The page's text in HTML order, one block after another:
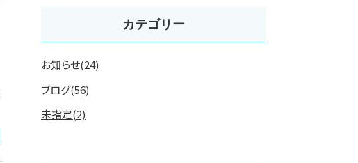
カテゴリー
お知らせ(24)
ブログ(56)
未指定(2)